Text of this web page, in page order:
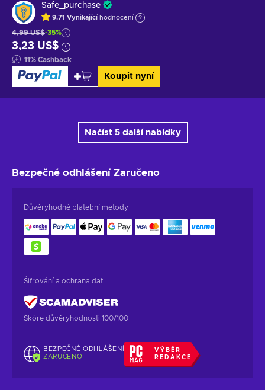
Safe_purchase
9.71 Vynikající hodnocení
4,99 US$-35%
3,23 US$
11% Cashback
Koupit nyní
Načíst 5 další nabídky
Bezpečné odhlášení Zaručeno
Důvěryhodné platební metody
Šifrování a ochrana dat
Skóre důvěryhodnosti 100/100
BEZPEČNÉ ODHLÁŠENÍ
ZARUČENO
VÝBĚR
REDAKCE